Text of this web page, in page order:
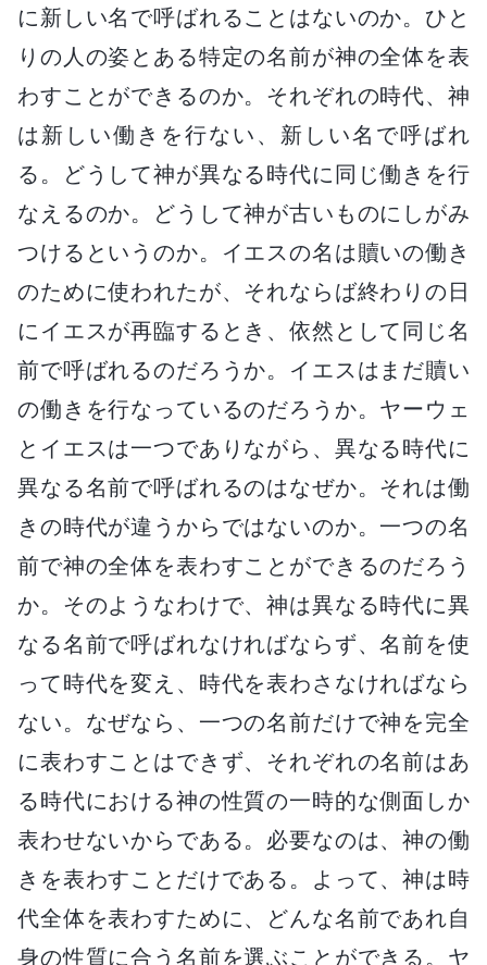
に新しい名で呼ばれることはないのか。ひと
りの人の姿とある特定の名前が神の全体を表
わすことができるのか。それぞれの時代、神
は新しい働きを行ない、新しい名で呼ばれ
る。どうして神が異なる時代に同じ働きを行
なえるのか。どうして神が古いものにしがみ
つけるというのか。イエスの名は贖いの働き
のために使われたが、それならば終わりの日
にイエスが再臨するとき、依然として同じ名
前で呼ばれるのだろうか。イエスはまだ贖い
の働きを行なっているのだろうか。ヤーウェ
とイエスは一つでありながら、異なる時代に
異なる名前で呼ばれるのはなぜか。それは働
きの時代が違うからではないのか。一つの名
前で神の全体を表わすことができるのだろう
か。そのようなわけで、神は異なる時代に異
なる名前で呼ばれなければならず、名前を使
って時代を変え、時代を表わさなければなら
ない。なぜなら、一つの名前だけで神を完全
に表わすことはできず、それぞれの名前はあ
る時代における神の性質の一時的な側面しか
表わせないからである。必要なのは、神の働
きを表わすことだけである。よって、神は時
代全体を表わすために、どんな名前であれ自
身の性質に合う名前を選ぶことができる。ヤ